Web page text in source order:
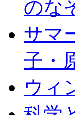
のな
サマ
子・
ウィ